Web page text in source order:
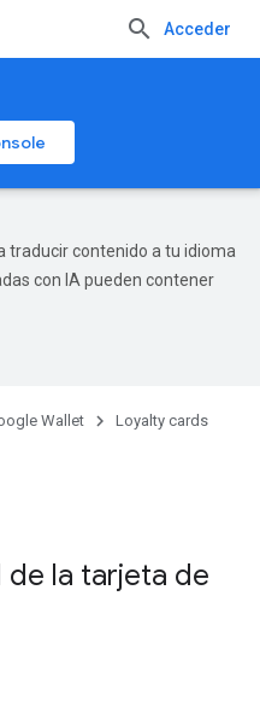
Acceder
traducir contenido a tu idioma
con IA pueden contener
Wallet Loyalty cards
de la tarjeta de